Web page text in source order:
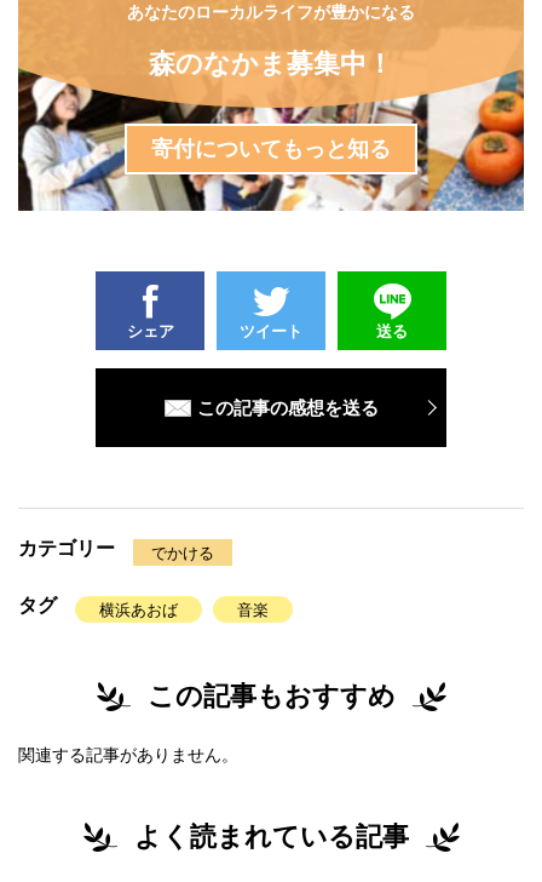
あなたのローカルライフが豊かになる
森のなかま募集中！
寄付についてもっと知る
シェア ツイート 送る
この記事の感想を送る
カテゴリー でかける
タグ 横浜あおば 音楽
この記事もおすすめ
関連する記事がありません。
よく読まれている記事